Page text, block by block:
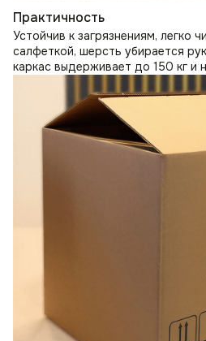
Практичность
Устойчив к загрязнениям, легко
салфеткой, шерсть убирается
каркас выдерживает до 150 кг и